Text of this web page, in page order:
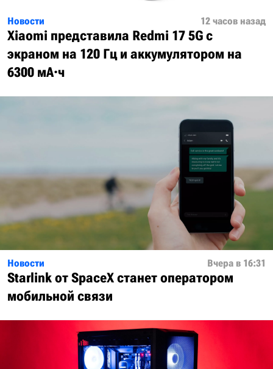
Новости 12 часов назад
Xiaomi представила Redmi 17 5G с
экраном на 120 Гц и аккумулятором на
6300 мА·ч
Новости Вчера в 16:31
Starlink от SpaceX станет оператором
мобильной связи